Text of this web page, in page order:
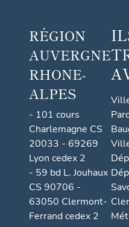
RÉGION
AUVERGNE
RHONE-
ALPES
- 101 cours
Charlemagne CS
20033 - 69269
Lyon cedex 2
- 59 bd L. Jouhaux
CS 90706 -
63050 Clermont-
Ferrand cedex 2